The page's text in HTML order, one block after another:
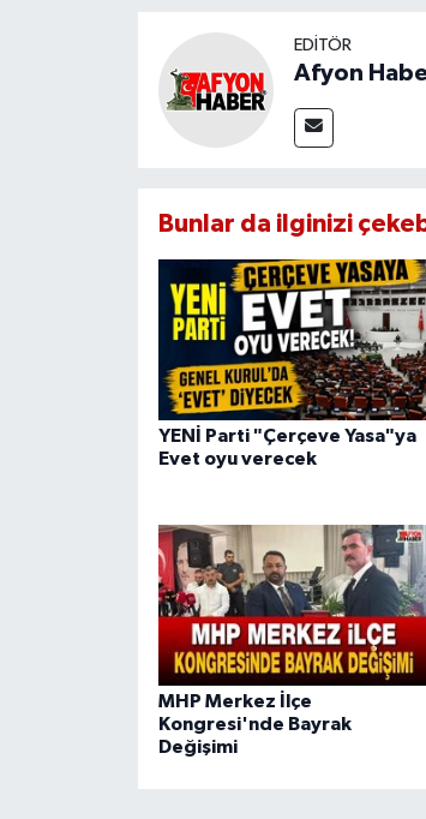
EDITÖR
Afyon
Bunlar da ilginizi
YENİ Parti "Çerçeve Yasa"ya
Evet oyu verecek
MHP Merkez İlçe
Kongresi'nde Bayrak
Değişimi